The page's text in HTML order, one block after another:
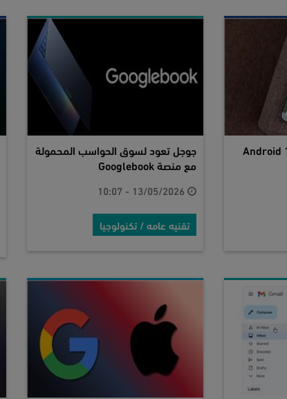
جوجل تعود لسوق الحواسب المحمولة
مع منصة Googlebook
تقنيه عامه / تكنولوجيا